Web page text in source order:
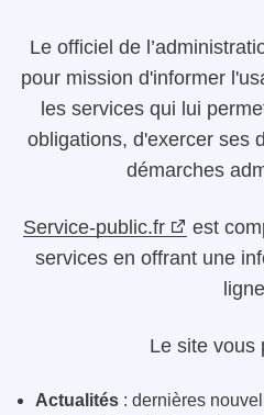
Le officiel de
pour mission d'informer
les services qui lui
obligations, d'exercer ses
démarches
Service-public.fr
est
services en offrant une
Le site vous
Actualités : dernières